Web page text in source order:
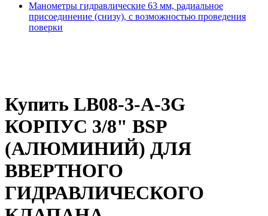
Манометры гидравлические 63 мм, радиальное
присоединение (снизу), с возможностью проведения
поверки
Купить LB08-3-A-3G
КОРПУС 3/8" BSP
(АЛЮМИНИЙ) ДЛЯ
ВВЕРТНОГО
ГИДРАВЛИЧЕСКОГО